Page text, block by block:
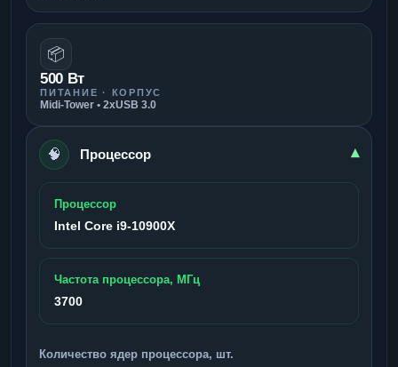
📦
500 Вт
ПИТАНИЕ · КОРПУС
Midi-Tower • 2xUSB 3.0
🧠 Процессор ▾
Процессор
Intel Core i9-10900X
Частота процессора, МГц
3700
Количество ядер процессора, шт.